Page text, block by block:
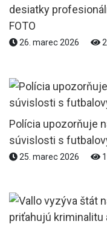
desiatky
FOTO
26. marec 2026
Polícia upozorňuje
súvislosti s
25. marec 2026